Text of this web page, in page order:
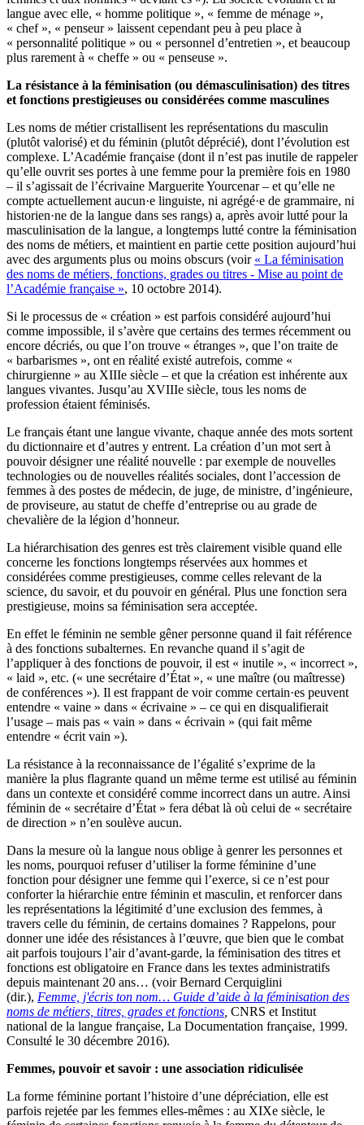
langue avec elle, « homme politique », « femme de ménage »,
« chef », « penseur » laissent cependant peu à peu place à
« personnalité politique » ou « personnel d’entretien », et beaucoup
plus rarement à « cheffe » ou « penseuse ».
La résistance à la féminisation (ou démasculinisation) des titres
et fonctions prestigieuses ou considérées comme masculines
Les noms de métier cristallisent les représentations du masculin
(plutôt valorisé) et du féminin (plutôt déprécié), dont l’évolution est
complexe. L’Académie française (dont il n’est pas inutile de rappeler
qu’elle ouvrit ses portes à une femme pour la première fois en 1980
– il s’agissait de l’écrivaine Marguerite Yourcenar – et qu’elle ne
compte actuellement aucun·e linguiste, ni agrégé·e de grammaire, ni
historien·ne de la langue dans ses rangs) a, après avoir lutté pour la
masculinisation de la langue, a longtemps lutté contre la féminisation
des noms de métiers, et maintient en partie cette position aujourd’hui
avec des arguments plus ou moins obscurs (voir « La féminisation
des noms de métiers, fonctions, grades ou titres - Mise au point de
l’Académie française », 10 octobre 2014).
Si le processus de « création » est parfois considéré aujourd’hui
comme impossible, il s’avère que certains des termes récemment ou
encore décriés, ou que l’on trouve « étranges », que l’on traite de
« barbarismes », ont en réalité existé autrefois, comme «
chirurgienne » au XIIIe siècle – et que la création est inhérente aux
langues vivantes. Jusqu’au XVIIIe siècle, tous les noms de
profession étaient féminisés.
Le français étant une langue vivante, chaque année des mots sortent
du dictionnaire et d’autres y entrent. La création d’un mot sert à
pouvoir désigner une réalité nouvelle : par exemple de nouvelles
technologies ou de nouvelles réalités sociales, dont l’accession de
femmes à des postes de médecin, de juge, de ministre, d’ingénieure,
de proviseure, au statut de cheffe d’entreprise ou au grade de
chevalière de la légion d’honneur.
La hiérarchisation des genres est très clairement visible quand elle
concerne les fonctions longtemps réservées aux hommes et
considérées comme prestigieuses, comme celles relevant de la
science, du savoir, et du pouvoir en général. Plus une fonction sera
prestigieuse, moins sa féminisation sera acceptée.
En effet le féminin ne semble gêner personne quand il fait référence
à des fonctions subalternes. En revanche quand il s’agit de
l’appliquer à des fonctions de pouvoir, il est « inutile », « incorrect »,
« laid », etc. (« une secrétaire d’État », « une maître (ou maîtresse)
de conférences »). Il est frappant de voir comme certain·es peuvent
entendre « vaine » dans « écrivaine » – ce qui en disqualifierait
l’usage – mais pas « vain » dans « écrivain » (qui fait même
entendre « écrit vain »).
La résistance à la reconnaissance de l’égalité s’exprime de la
manière la plus flagrante quand un même terme est utilisé au féminin
dans un contexte et considéré comme incorrect dans un autre. Ainsi
féminin de « secrétaire d’État » fera débat là où celui de « secrétaire
de direction » n’en soulève aucun.
Dans la mesure où la langue nous oblige à genrer les personnes et
les noms, pourquoi refuser d’utiliser la forme féminine d’une
fonction pour désigner une femme qui l’exerce, si ce n’est pour
conforter la hiérarchie entre féminin et masculin, et renforcer dans
les représentations la légitimité d’une exclusion des femmes, à
travers celle du féminin, de certains domaines ? Rappelons, pour
donner une idée des résistances à l’œuvre, que bien que le combat
ait parfois toujours l’air d’avant-garde, la féminisation des titres et
fonctions est obligatoire en France dans les textes administratifs
depuis maintenant 20 ans… (voir Bernard Cerquiglini
(dir.), Femme, j'écris ton nom… Guide d’aide à la féminisation des
noms de métiers, titres, grades et fonctions CNRS et Institut
national de la langue française, La Documentation française, 1999.
Consulté le 30 décembre 2016).
Femmes, pouvoir et savoir : une association ridiculisée
La forme féminine portant l’histoire d’une dépréciation, elle est
parfois rejetée par les femmes elles-mêmes : au XIXe siècle, le